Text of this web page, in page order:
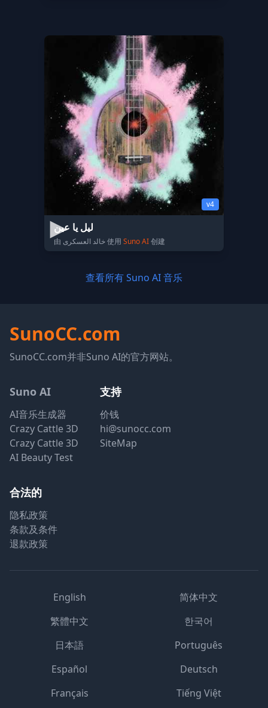
v4
ليل يا عين
由 خالد العسكرى 使用 Suno AI创建
查看所有 Suno AI 音乐
SunoCC.com
SunoCC.com并非Suno AI的官方网站。
Suno AI
AI音乐生成器
Crazy Cattle 3D
Crazy Cattle 3D
AI Beauty Test
支持
价钱
hi@sunocc.com
SiteMap
合法的
隐私政策
条款及条件
退款政策
English
简体中文
繁體中文
한국어
日本語
Português
Español
Deutsch
Français
Tiếng Việt